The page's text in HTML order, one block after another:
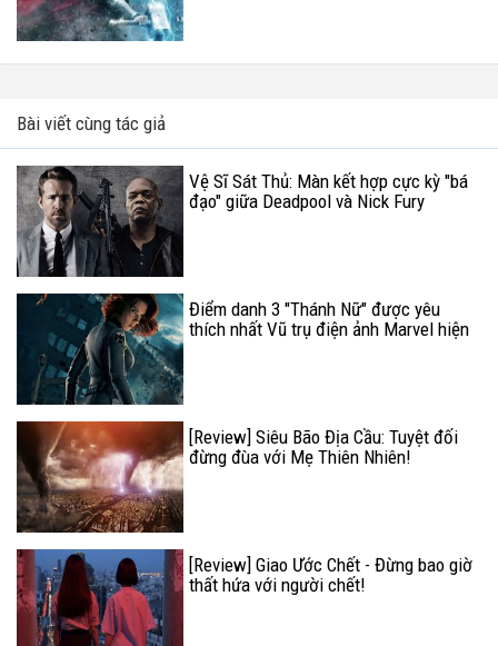
Bài viết cùng tác giả
Vệ Sĩ Sát Thủ: Màn kết hợp cực kỳ "bá
đạo" giữa Deadpool và Nick Fury
Điểm danh 3 "Thánh Nữ" được yêu
thích nhất Vũ trụ điện ảnh Marvel hiện
[Review] Siêu Bão Địa Cầu: Tuyệt đối
đừng đùa với Mẹ Thiên Nhiên!
[Review] Giao Ước Chết - Đừng bao giờ
thất hứa với người chết!